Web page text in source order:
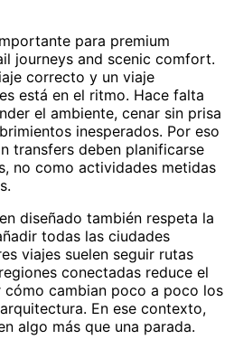
para premium
journeys and scenic comfort.
correcto y un viaje
está en el ritmo. Hace falta
el ambiente, cenar sin prisa
inesperados. Por eso
transfers deben planificarse
no como actividades metidas
diseñado también respeta la
todas las ciudades
viajes suelen seguir rutas
conectadas reduce el
cambian poco a poco los
En ese contexto,
algo más que una parada.